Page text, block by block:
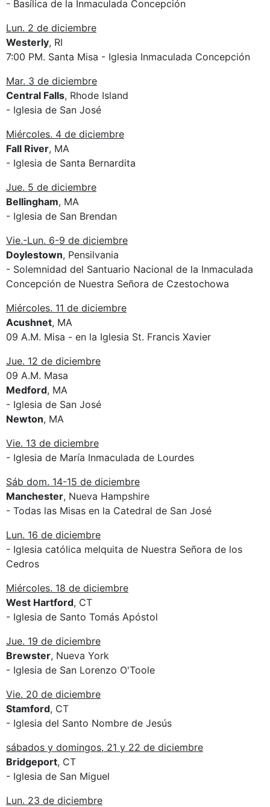
- Basílica de la Inmaculada Concepción
Lun. 2 de diciembre
Westerly, RI
7:00 PM. Santa Misa - Iglesia Inmaculada Concepción
Mar. 3 de diciembre
Central Falls, Rhode Island
- Iglesia de San José
Miércoles. 4 de diciembre
Fall River, MA
- Iglesia de Santa Bernardita
Jue. 5 de diciembre
Bellingham, MA
- Iglesia de San Brendan
Vie.-Lun. 6-9 de diciembre
Doylestown, Pensilvania
- Solemnidad del Santuario Nacional de la Inmaculada
Concepción de Nuestra Señora de Czestochowa
Miércoles. 11 de diciembre
Acushnet, MA
09 A.M. Misa - en la Iglesia St. Francis Xavier
Jue. 12 de diciembre
09 A.M. Masa
Medford, MA
- Iglesia de San José
Newton, MA
Vie. 13 de diciembre
- Iglesia de María Inmaculada de Lourdes
Sáb dom. 14-15 de diciembre
Manchester, Nueva Hampshire
- Todas las Misas en la Catedral de San José
Lun. 16 de diciembre
- Iglesia católica melquita de Nuestra Señora de los
Cedros
Miércoles. 18 de diciembre
West Hartford, CT
- Iglesia de Santo Tomás Apóstol
Jue. 19 de diciembre
Brewster, Nueva York
- Iglesia de San Lorenzo O'Toole
Vie. 20 de diciembre
Stamford, CT
- Iglesia del Santo Nombre de Jesús
sábados y domingos, 21 y 22 de diciembre
Bridgeport, CT
- Iglesia de San Miguel
Lun. 23 de diciembre